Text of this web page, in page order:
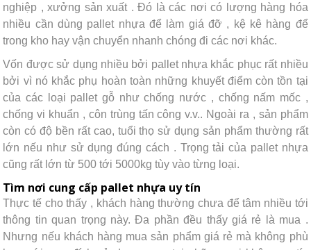
nghiệp , xưởng sản xuất . Đó là các nơi có lượng hàng hóa
nhiều cần dùng pallet nhựa để làm giá đỡ , kệ kê hàng để
trong kho hay vận chuyển nhanh chóng đi các nơi khác.
Vốn được sử dụng nhiều bởi pallet nhựa khắc phục rất nhiều
bởi vì nó khắc phụ hoàn toàn những khuyết điểm còn tồn tại
của các loại pallet gỗ như chống nước , chống nấm mốc ,
chống vi khuẩn , côn trùng tấn công v.v.. Ngoài ra , sản phẩm
còn có độ bền rất cao, tuổi thọ sử dụng sản phẩm thường rất
lớn nếu như sử dụng đúng cách . Trọng tải của pallet nhựa
cũng rất lớn từ 500 tới 5000kg tùy vào từng loại.
Tìm nơi cung cấp pallet nhựa uy tín
Thực tế cho thấy , khách hàng thường chưa để tâm nhiều tới
thông tin quan trọng này. Đa phần đều thấy giá rẻ là mua .
Nhưng nếu khách hàng mua sản phẩm giá rẻ mà không phù